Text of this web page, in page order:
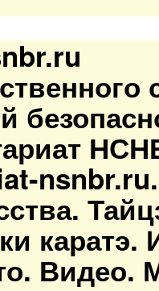
каратэ.
Видео.